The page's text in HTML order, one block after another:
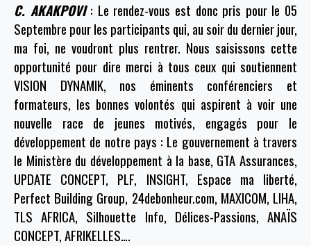
C. AKAKPOVI : Le rendez-vous est donc pris pour le 05
Septembre pour les participants qui, au soir du dernier jour,
ma foi, ne voudront plus rentrer. Nous saisissons cette
opportunité pour dire merci à tous ceux qui soutiennent
VISION DYNAMIK, nos éminents conférenciers et
formateurs, les bonnes volontés qui aspirent à voir une
nouvelle race de jeunes motivés, engagés pour le
développement de notre pays : Le gouvernement à travers
le Ministère du développement à la base, GTA Assurances,
UPDATE CONCEPT, PLF, INSIGHT, Espace ma liberté,
Perfect Building Group, 24debonheur.com, MAXICOM, LIHA,
TLS AFRICA, Silhouette Info, Délices-Passions, ANAÏS
CONCEPT, AFRIKELLES….